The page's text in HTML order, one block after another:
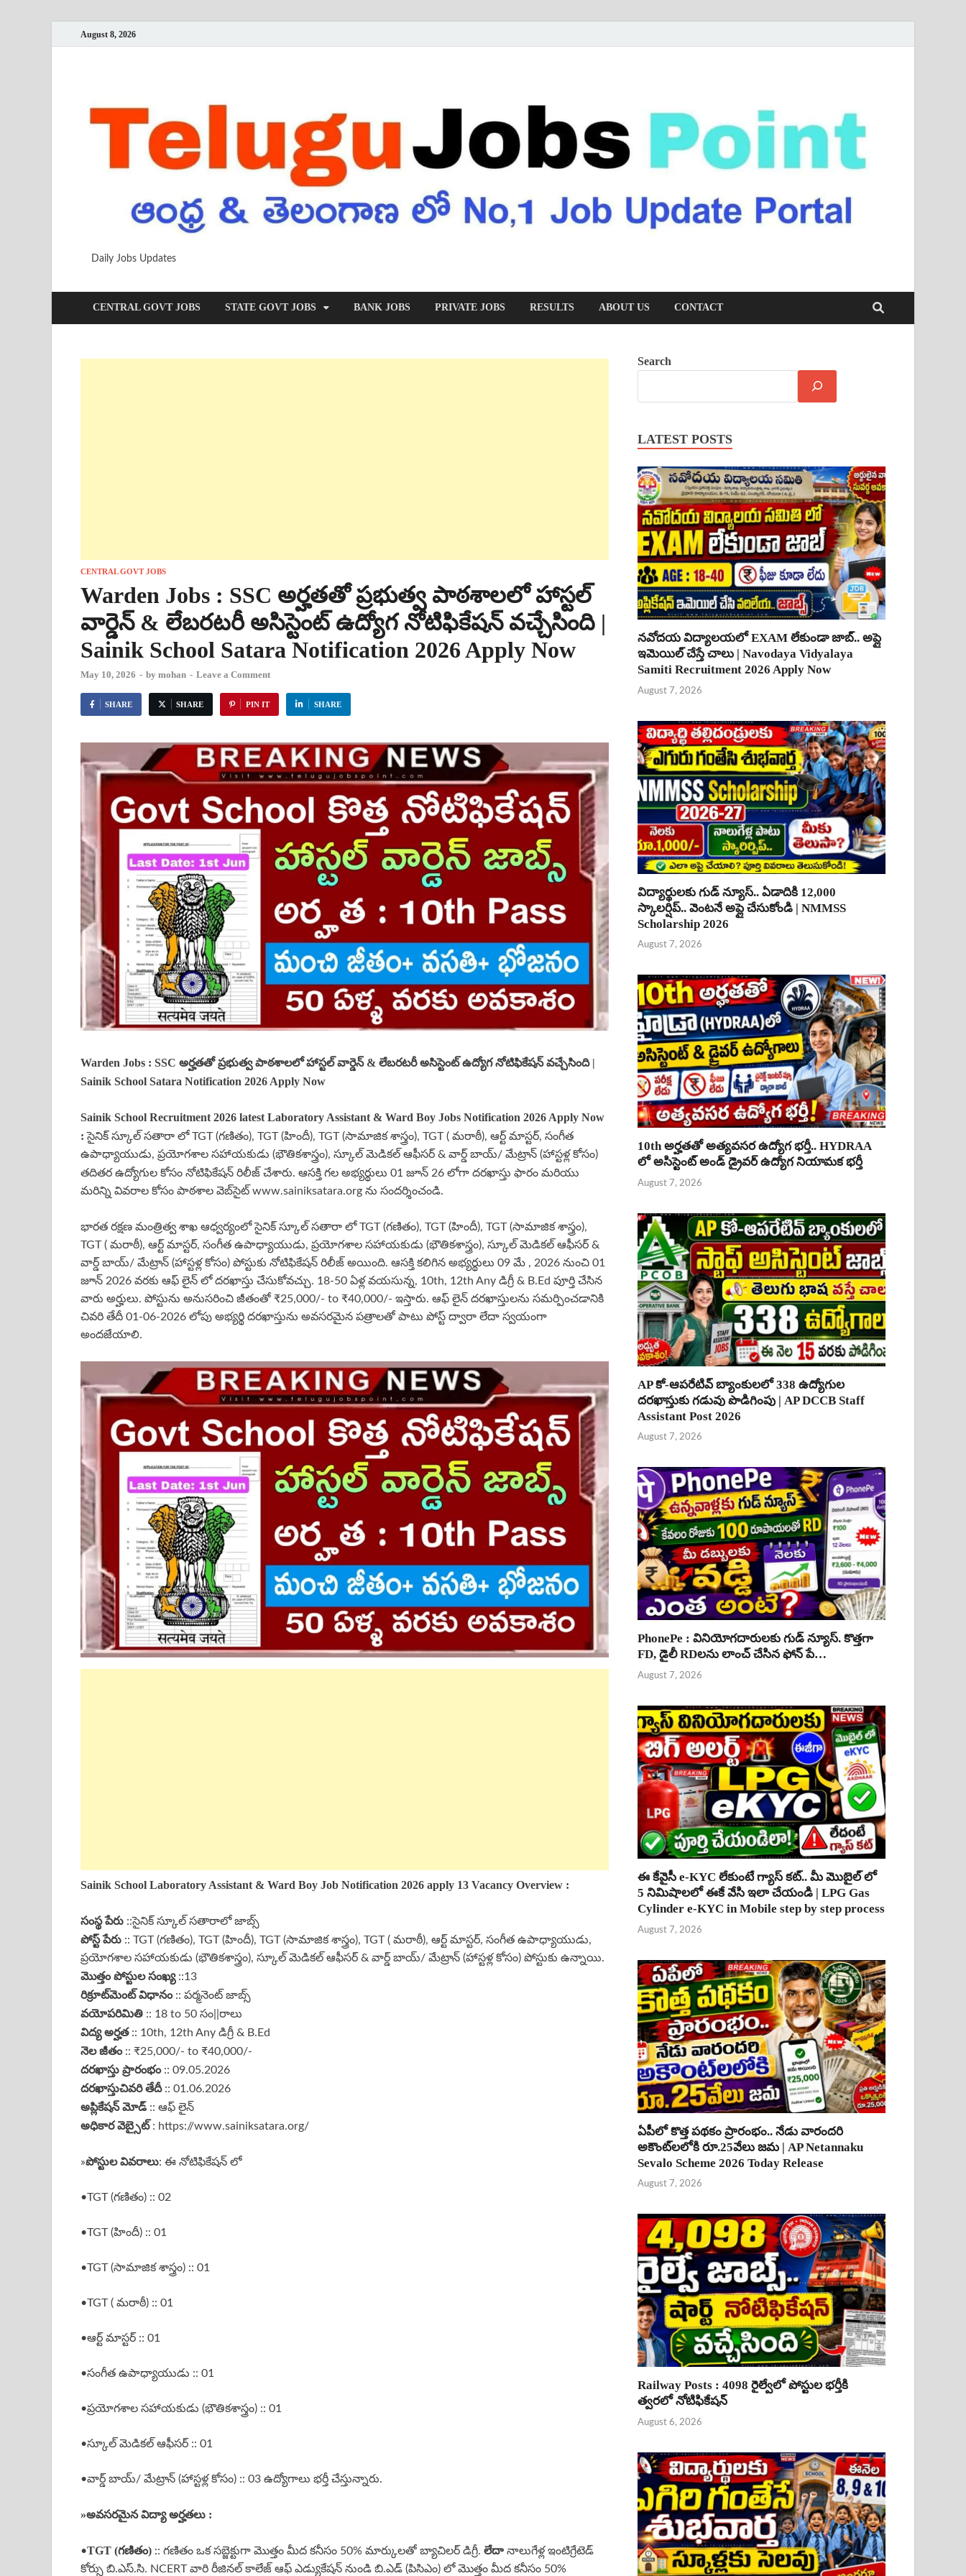
August 8, 2026
Daily Jobs Updates
CENTRAL GOVT JOBS STATE GOVT JOBS BANK JOBS PRIVATE JOBS RESULTS ABOUT US CONTACT
CENTRAL GOVT JOBS
Warden Jobs : SSC అర్హతతో ప్రభుత్వ పాఠశాలలో హాస్టల్
వార్డెన్ & లేబరటరీ అసిస్టెంట్ ఉద్యోగ నోటిఫికేషన్ వచ్చేసింది |
Sainik School Satara Notification 2026 Apply Now
May 10, 2026 - by mohan - Leave a Comment
SHARE SHARE PIN IT SHARE
Warden Jobs : SSC అర్హతతో ప్రభుత్వ పాఠశాలలో హాస్టల్ వార్డెన్ & లేబరటరీ అసిస్టెంట్ ఉద్యోగ నోటిఫికేషన్ వచ్చేసింది |
Sainik School Satara Notification 2026 Apply Now
Sainik School Recruitment 2026 latest Laboratory Assistant & Ward Boy Jobs Notification 2026 Apply Now
:సైనిక్ స్కూల్ సతారా లో TGT (గణితం), TGT (హిందీ), TGT (సామాజిక శాస్త్రం), TGT ( మరాఠీ), ఆర్ట్ మాస్టర్, సంగీత
ఉపాధ్యాయుడు, ప్రయోగశాల సహాయకుడు (భౌతికశాస్త్రం), స్కూల్ మెడికల్ ఆఫీసర్ & వార్డ్ బాయ్/ మేట్రాన్ (హాస్టళ్ల కోసం)
తదితర ఉద్యోగుల కోసం నోటిఫికేషన్ రిలీజ్ చేశారు. ఆసక్తి గల అభ్యర్థులు 01 జూన్ 26 లోగా దరఖాస్తు ఫారం మరియు
మరిన్ని వివరాల కోసం పాఠశాల వెబ్‌సైట్ www.sainiksatara.org ను సందర్శించండి.
భారత రక్షణ మంత్రిత్వ శాఖ ఆధ్వర్యంలో సైనిక్ స్కూల్ సతారా లో TGT (గణితం), TGT (హిందీ), TGT (సామాజిక శాస్త్రం),
TGT ( మరాఠీ), ఆర్ట్ మాస్టర్, సంగీత ఉపాధ్యాయుడు, ప్రయోగశాల సహాయకుడు (భౌతికశాస్త్రం), స్కూల్ మెడికల్ ఆఫీసర్ &
వార్డ్ బాయ్/ మేట్రాన్ (హాస్టళ్ల కోసం) పోస్టుకు నోటిఫికేషన్ రిలీజ్ అయింది. ఆసక్తి కలిగిన అభ్యర్థులు 09 మే , 2026 నుంచి 01
జూన్ 2026 వరకు ఆఫ్ లైన్ లో దరఖాస్తు చేసుకోవచ్చు. 18-50 ఏళ్ల వయసున్న, 10th, 12th Any డిగ్రీ & B.Ed పూర్తి చేసిన
వారు అర్హులు. పోస్టును అనుసరించి జీతంతో ₹25,000/- to ₹40,000/- ఇస్తారు. ఆఫ్ లైన్ దరఖాస్తులను సమర్పించడానికి
చివరి తేదీ 01-06-2026 లోపు అభ్యర్థి దరఖాస్తును అవసరమైన పత్రాలతో పాటు పోస్ట్ ద్వారా లేదా స్వయంగా
అందజేయాలి.
Sainik School Laboratory Assistant & Ward Boy Job Notification 2026 apply 13 Vacancy Overview :
సంస్థ పేరు ::సైనిక్ స్కూల్ సతారాలో జాబ్స్
పోస్ట్ పేరు :: TGT (గణితం), TGT (హిందీ), TGT (సామాజిక శాస్త్రం), TGT ( మరాఠీ), ఆర్ట్ మాస్టర్, సంగీత ఉపాధ్యాయుడు,
ప్రయోగశాల సహాయకుడు (భౌతికశాస్త్రం), స్కూల్ మెడికల్ ఆఫీసర్ & వార్డ్ బాయ్/ మేట్రాన్ (హాస్టళ్ల కోసం) పోస్టుకు ఉన్నాయి.
మొత్తం పోస్టుల సంఖ్య::13
రిక్రూట్‌మెంట్ విధానం:: పర్మనెంట్ జాబ్స్
వయోపరిమితి :: 18 to 50 సం||రాలు
విద్య అర్హత:: 10th, 12th Any డిగ్రీ & B.Ed
నెల జీతం:: ₹25,000/- to ₹40,000/-
దరఖాస్తు ప్రారంభం :: 09.05.2026
దరఖాస్తుచివరి తేదీ :: 01.06.2026
అప్లికేషన్ మోడ్ :: ఆఫ్ లైన్
అధికార వెబ్సైట్: https://www.sainiksatara.org/
»పోస్టుల వివరాలు: ఈ నోటిఫికేషన్ లో
•TGT (గణితం) :: 02
•TGT (హిందీ) :: 01
•TGT (సామాజిక శాస్త్రం) :: 01
•TGT ( మరాఠీ) :: 01
•ఆర్ట్ మాస్టర్ :: 01
•సంగీత ఉపాధ్యాయుడు :: 01
•ప్రయోగశాల సహాయకుడు (భౌతికశాస్త్రం) :: 01
•స్కూల్ మెడికల్ ఆఫీసర్ :: 01
•వార్డ్ బాయ్/ మేట్రాన్ (హాస్టళ్ల కోసం) :: 03 ఉద్యోగాలు భర్తీ చేస్తున్నారు.
»అవసరమైన విద్యా అర్హతలు :
•TGT (గణితం) :: గణితం ఒక సబ్జెక్టుగా మొత్తం మీద కనీసం 50% మార్కులతో బ్యాచిలర్ డిగ్రీ. లేదా నాలుగేళ్ల ఇంటిగ్రేటెడ్
కోర్సు బి.ఎస్.సి. NCERT వారి రీజినల్ కాలేజ్ ఆఫ్ ఎడ్యుకేషన్ నుండి బి.ఎడ్ (పిసిఎం) లో మొత్తం మీద కనీసం 50%
Search
LATEST POSTS
నవోదయ విద్యాలయలో EXAM లేకుండా జాబ్.. అప్లై
ఇమెయిల్ చేస్తే చాలు | Navodaya Vidyalaya
Samiti Recruitment 2026 Apply Now
August 7, 2026
విద్యార్థులకు గుడ్ న్యూస్.. ఏడాదికి 12,000
స్కాలర్షిప్.. వెంటనే అప్లై చేసుకోండి | NMMSS
Scholarship 2026
August 7, 2026
10th అర్హతతో అత్యవసర ఉద్యోగ భర్తీ.. HYDRAA
లో అసిస్టెంట్ అండ్ డ్రైవర్ ఉద్యోగ నియామక భర్తీ
August 7, 2026
AP కో-ఆపరేటివ్ బ్యాంకులలో 338 ఉద్యోగుల
దరఖాస్తుకు గడువు పొడిగింపు | AP DCCB Staff
Assistant Post 2026
August 7, 2026
PhonePe : వినియోగదారులకు గుడ్ న్యూస్. కొత్తగా
FD, డైలీ RDలను లాంచ్ చేసిన ఫోన్ పే…
August 7, 2026
ఈ కేవైసీ e-KYC లేకుంటే గ్యాస్ కట్.. మీ మొబైల్ లో
5 నిమిషాలలో ఈకే వేసి ఇలా చేయండి | LPG Gas
Cylinder e-KYC in Mobile step by step process
August 7, 2026
ఏపీలో కొత్త పథకం ప్రారంభం.. నేడు వారందరి
అకౌంట్‌లలోకి రూ.25వేలు జమ | AP Netannaku
Sevalo Scheme 2026 Today Release
August 7, 2026
Railway Posts : 4098 రైల్వేలో పోస్టుల భర్తీకి
త్వరలో నోటిఫికేషన్
August 6, 2026